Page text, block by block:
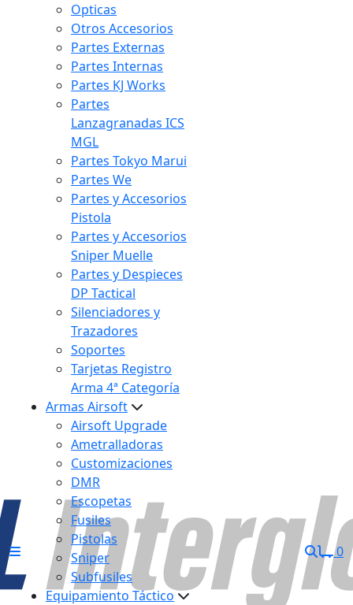
Opticas
Otros Accesorios
Partes Externas
Partes Internas
Partes KJ Works
Partes
Lanzagranadas ICS
MGL
Partes Tokyo Marui
Partes We
Partes y Accesorios
Pistola
Partes y Accesorios
Sniper Muelle
Partes y Despieces
DP Tactical
Silenciadores y
Trazadores
Soportes
Tarjetas Registro
Arma 4ª Categoría
Armas Airsoft
Airsoft Upgrade
Ametralladoras
Customizaciones
DMR
Escopetas
Fusiles
Pistolas
Sniper
Subfusiles
Equipamiento Táctico
0